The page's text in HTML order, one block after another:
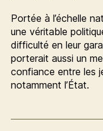
Portée à l’échelle
une véritable
difficulté en leur
porterait aussi un
confiance entre les
notamment l’État.